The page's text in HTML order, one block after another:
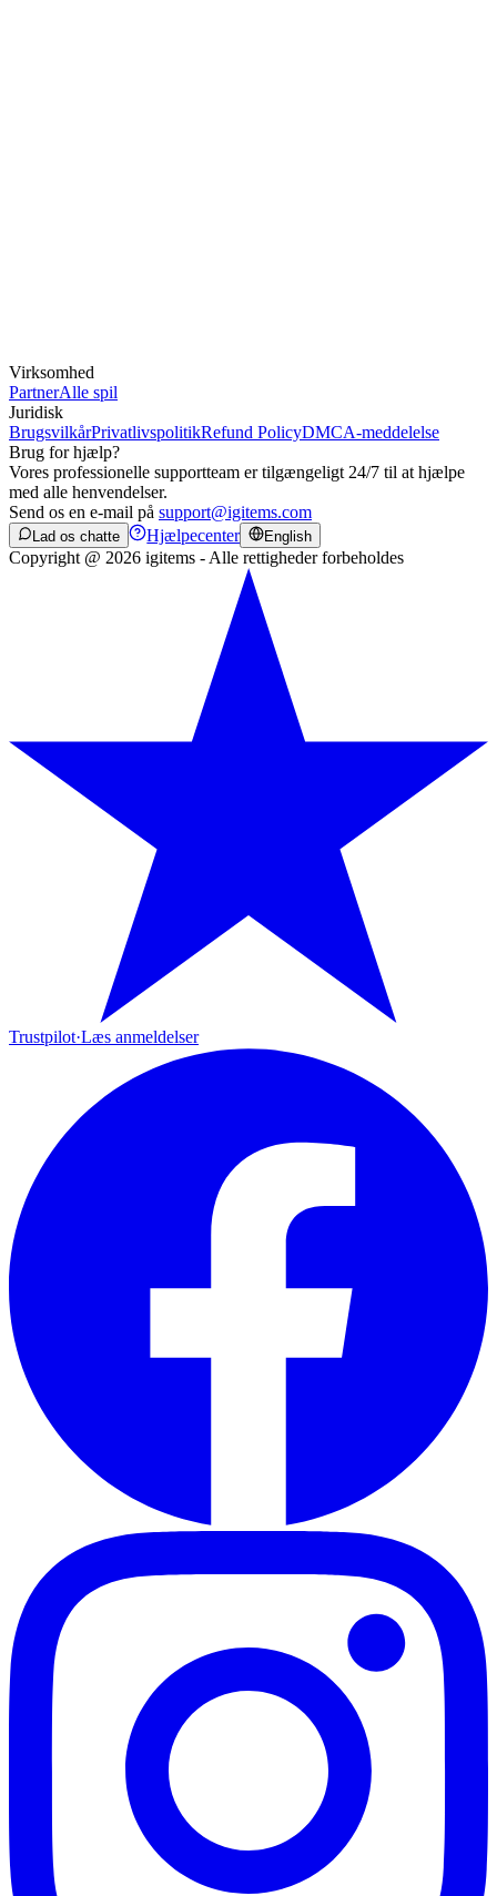
Virksomhed
PartnerAlle spil
Juridisk
BrugsvilkårPrivatlivspolitikRefund PolicyDMCA-meddelelse
Brug for hjælp?
Vores professionelle supportteam er tilgængeligt 24/7 til at hjælpe
med alle henvendelser.
Send os en e-mail på support@igitems.com
Lad os chatte Hjælpecenter English
Copyright @ 2026 igitems - Alle rettigheder forbeholdes
Trustpilot·Læs anmeldelser